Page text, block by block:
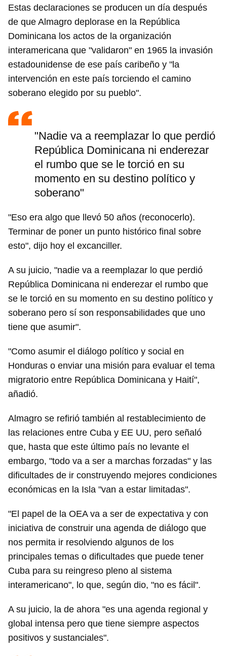
Estas declaraciones se producen un día después
de que Almagro deplorase en la República
Dominicana los actos de la organización
interamericana que "validaron" en 1965 la invasión
estadounidense de ese país caribeño y "la
intervención en este país torciendo el camino
soberano elegido por su pueblo".
"Nadie va a reemplazar lo que perdió
República Dominicana ni enderezar
el rumbo que se le torció en su
momento en su destino político y
soberano"
"Eso era algo que llevó 50 años (reconocerlo).
Terminar de poner un punto histórico final sobre
esto", dijo hoy el excanciller.
A su juicio, "nadie va a reemplazar lo que perdió
República Dominicana ni enderezar el rumbo que
se le torció en su momento en su destino político y
soberano pero sí son responsabilidades que uno
tiene que asumir".
"Como asumir el diálogo político y social en
Honduras o enviar una misión para evaluar el tema
migratorio entre República Dominicana y Haití",
añadió.
Almagro se refirió también al restablecimiento de
las relaciones entre Cuba y EE UU, pero señaló
que, hasta que este último país no levante el
embargo, "todo va a ser a marchas forzadas" y las
dificultades de ir construyendo mejores condiciones
económicas en la Isla "van a estar limitadas".
"El papel de la OEA va a ser de expectativa y con
iniciativa de construir una agenda de diálogo que
nos permita ir resolviendo algunos de los
principales temas o dificultades que puede tener
Cuba para su reingreso pleno al sistema
interamericano", lo que, según dio, "no es fácil".
A su juicio, la de ahora "es una agenda regional y
global intensa pero que tiene siempre aspectos
positivos y sustanciales".